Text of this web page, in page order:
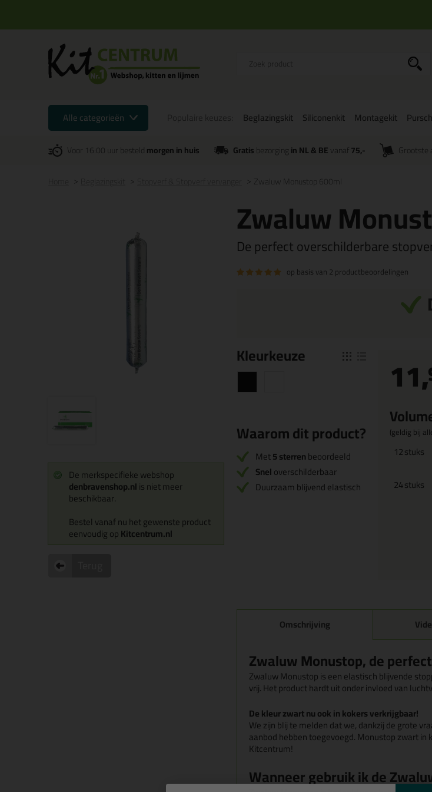
Alle categorieën Beglazingskit Siliconenkit Montagekit
Voor 16:00 uur besteldmorgen in huis Gratisbezorgingin NL & BEvanaf 75,- Grootste
Zwaluw Monustop 600ml
Zwaluw
De perfect overschilderbare
op basis van 2 productbeoordelingen
Kleurkeuze
Waarom dit product?
Met5 sterrenbeoordeeld
Sneloverschilderbaar
Duurzaam blijvend elastisch
11,
(geldig bij
12stuks
24stuks
Omschrijving
Zwaluw Monustop, de
Zwaluw Monustop is een elastisch blijvende
vrij. Het product hardt uit onder invloed van
De kleur zwart nu ook in kokers verkrijgbaar!
We zijn blij te melden dat we, dankzij de grote
aanbod hebben toegevoegd. Monustop zwart
Kitcentrum!
Wanneer gebruik ik de
De merkspecifieke webshop
denbravenshop.nlis niet meer
beschikbaar.
Bestel vanaf nu het gewenste product
eenvoudig opKitcentrum.nl